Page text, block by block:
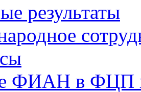
результаты
ФИАН в ФЦП